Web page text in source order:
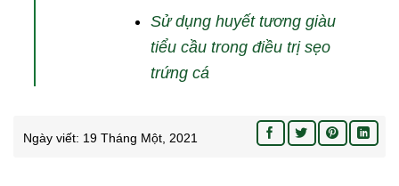
Sử dụng huyết tương giàu
tiểu cầu trong điều trị sẹo
trứng cá
Ngày viết: 19 Tháng Một, 2021